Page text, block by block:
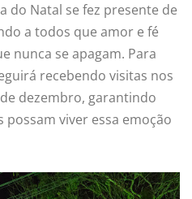
do Natal se fez presente de
a todos que amor e fé
nunca se apagam. Para
recebendo visitas nos
de dezembro, garantindo
viver essa emoção